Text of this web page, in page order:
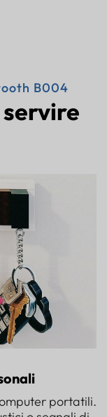
B004
portatili.